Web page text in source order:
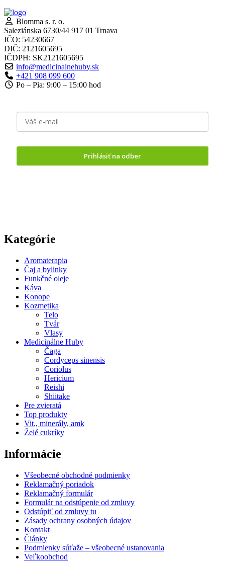
Blomma s. r. o.
Saleziánska 6730/44 917 01 Trnava
IČO: 54230667
DIČ: 2121605695
IČDPH: SK2121605695
info@medicinalnehuby.sk
+421 908 099 600
Po – Pia: 9:00 – 15:00 hod
Prihlásiť na odber
Kategórie
Aromaterapia
Čaj a bylinky
Funkčné oleje
Káva
Konope
Kozmetika
Telo
Tvár
Vlasy
Medicinálne Huby
Čaga
Cordyceps sinensis
Coriolus
Hericium
Reishi
Shiitake
Pre zvieratá
Top produkty
Vit., minerály, amk
Želé cukríky
Informácie
Všeobecné obchodné podmienky
Reklamačný poriadok
Reklamačný formulár
Formulár na odstúpenie od zmluvy
Odstúpiť od zmluvy tu
Zásady ochrany osobných údajov
Kontakt
Články
Podmienky súťaže – všeobecné ustanovania
Veľkoobchod